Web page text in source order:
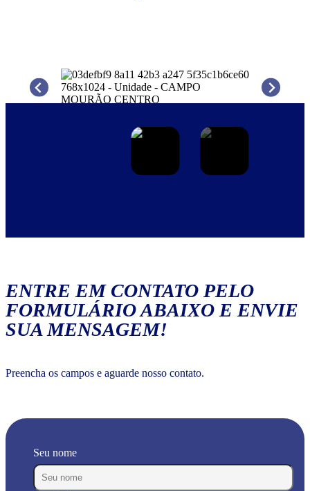
ENTRE EM CONTATO PELO
FORMULÁRIO ABAIXO E ENVIE
SUA MENSAGEM!
Preencha os campos e aguarde nosso contato.
Seu nome